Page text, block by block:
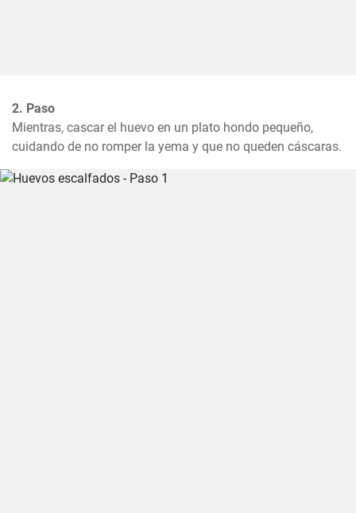
2. Paso
Mientras, cascar el huevo en un plato hondo pequeño,
cuidando de no romper la yema y que no queden cáscaras.